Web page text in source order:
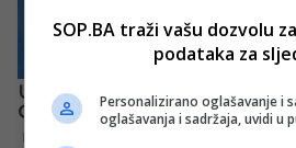
SOP.BA traži vašu dozvolu
podataka za
Personalizirano oglašavanje i
oglašavanja i sadržaja, uvidi u